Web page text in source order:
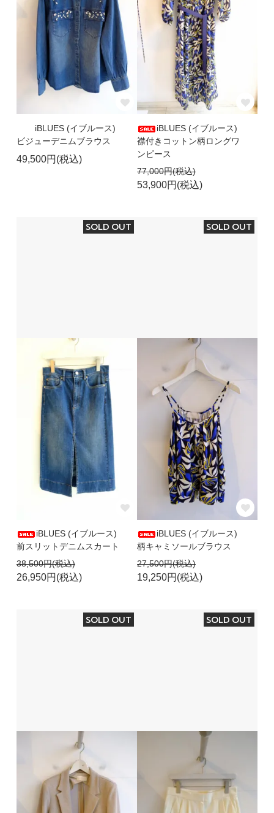
iBLUES (イブルース)
ビジューデニムブラウス
49,500円(税込)
iBLUES (イブルース)
襟付きコットン柄ロングワ
ンピース
77,000円(税込)
53,900円(税込)
SOLD OUT
iBLUES (イブルース)
前スリットデニムスカート
38,500円(税込)
26,950円(税込)
SOLD OUT
iBLUES (イブルース)
柄キャミソールブラウス
27,500円(税込)
19,250円(税込)
SOLD OUT SOLD OUT